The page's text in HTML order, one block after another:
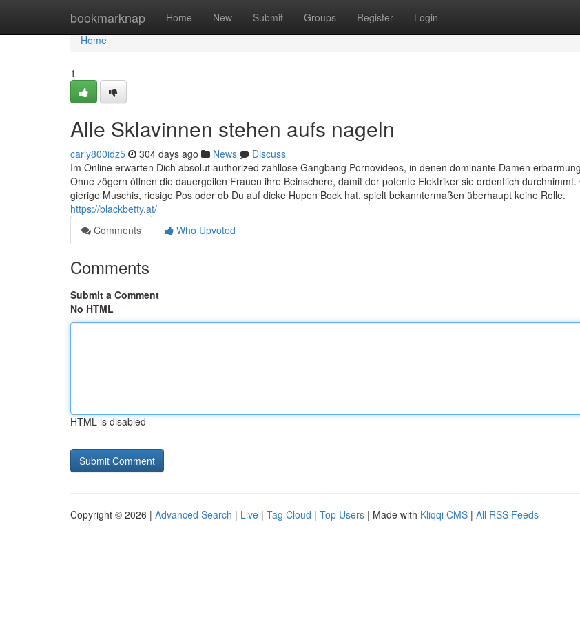
bookmarknap Home New Submit Groups Register Login
Home
Home
1
Alle Sklavinnen stehen aufs nageln
carly800idz5 304 days ago News
Discuss
Im Online erwarten Dich absolut authorized zahllose Gangbang Pornovideos, in denen dominante Damen
Ohne zögern öffnen die dauergeilen Frauen ihre Beinschere, damit der potente Elektriker sie ordentlich
gierige Muschis, riesige Pos oder ob Du auf dicke Hupen Bock hat, spielt bekanntermaßen überhaupt keine Rolle.
https://blackbetty.at/
Comments
Who Upvoted
Comments
Submit a Comment
No HTML
HTML is disabled
Copyright © 2026 | Advanced Search | Live | Tag Cloud | Top Users | Made with Kliqqi CMS | All RSS Feeds